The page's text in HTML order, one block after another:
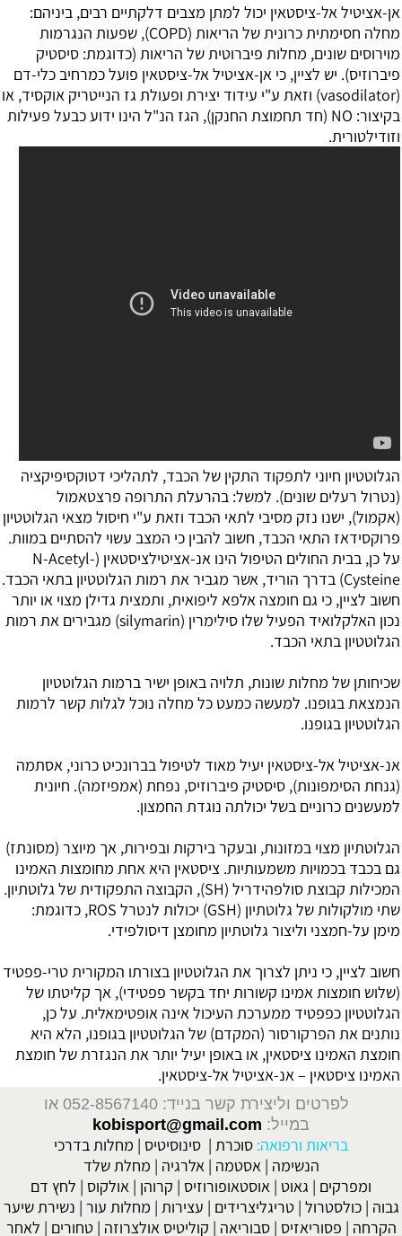
אן-אציטיל אל-ציסטאין יכול למתן מצבים דלקתיים רבים, ביניהם:
מחלה חסימתית כרונית של הריאות (COPD), שפעות הנגרמות
מוירוסים שונים, מחלות פיברוטית של הריאות (כדוגמת: סיסטיק
פיברוזיס). יש לציין, כי אן-אציטיל אל-ציסטאין פועל כמרחיב כלי-דם
(vasodilator) וזאת ע"י עידוד יצירת ופעולת גז הנייטריק אוקסיד, או
בקיצור: NO (חד תחמוצת החנקן), הגז הנ"ל הינו ידוע כבעל פעילות
וזודילטורית.
הגלוטטיון חיוני לתפקוד התקין של הכבד, לתהליכי דטוקסיפיקציה
(נטרול רעלים שונים). למשל: בהרעלת התרופה פרצטאמול
(אקמול), ישנו נזק מסיבי לתאי הכבד וזאת ע"י חיסול מצאי הגלוטטיון
פרוקסידאז התאי הכבד, חשוב להבין כי המצב עשוי להסתיים במוות.
על כן, בבית החולים הטיפול הינו אנ-אציטילציסטאין (N-Acetyl-
Cysteine) בדרך הוריד, אשר מגביר את רמות הגלוטטיון בתאי הכבד.
חשוב לציין, כי גם חומצה אלפא ליפואית, ותמצית גדילן מצוי או יותר
נכון האלקלואיד הפעיל שלו סילימרין (silymarin) מגבירים את רמות
הגלוטטיון בתאי הכבד.
שכיחותן של מחלות שונות, תלויה באופן ישיר ברמות הגלוטטיון
הנמצאת בגופנו. למעשה כמעט כל מחלה נוכל לגלות קשר לרמות
הגלוטטיון בגופנו.
אנ-אציטיל אל-ציסטאין יעיל מאוד לטיפול בברונכיט כרוני, אסתמה
(גנחת הסימפונות), סיסטיק פיברוזיס, נפחת (אמפיזמה). חיונית
למעשנים כרוניים בשל יכולתה נוגדת החמצון.
הגלוטתיון מצוי במזונות, ובעקר בירקות ובפירות, אך מיוצר (מסונתז)
גם בכבד בכמויות משמעותיות. ציסטאין היא אחת מחומצות האמינו
המכילות קבוצת סולפהידריל (SH), הקבוצה התפקודית של גלוטתיון.
שתי מולקולות של גלוטתיון (GSH) יכולות לנטרל ROS, כדוגמת:
מימן על-חמצני וליצור גלוטתיון מחומצן דיסולפידי.
חשוב לציין, כי ניתן לצרוך את הגלוטטיון בצורתו המקורית טרי-פפטיד
(שלוש חומצות אמינו קשורות יחד בקשר פפטידי), אך קליטתו של
הגלוטטיון כפפטיד ממערכת העיכול אינה אופטימאלית. על כן,
נותנים את הפרקורסור (המקדם) של הגלוטטיון בגופנו, הלא היא
חומצת האמינו ציסטאין, או באופן יעיל יותר את הנגזרת של חומצת
האמינו ציסטאין – אנ-אציטיל אל-ציסטאין.
לפרטים וליצירת קשר בנייד: 052-8567140
או
במייל: kobisport@gmail.com
בריאות ורפואה: סוכרת | סינוסיטיס | מחלות בדרכי
הנשימה | אסטמה | אלרגיה | מחלת שלד
ומפרקים | גאוט | אוסטאופורוזיס | קרוהן | אולקוס | לחץ דם
גבוה |כולסטרול |טריגליצרידים | עצירות | מחלות עור | נשירת שיער
הקרחה | פסוריאזיס |סבוריאה | קוליטיס אולצרוזה |טחורים | לאחר